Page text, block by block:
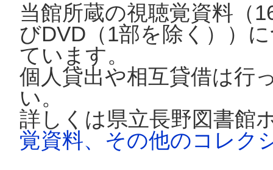
当館所蔵の視聴覚資料（
びDVD（1部を除く））
ています。
個人貸出や相互貸借は行
い。
詳しくは県立長野図書館
覚資料、その他のコレク